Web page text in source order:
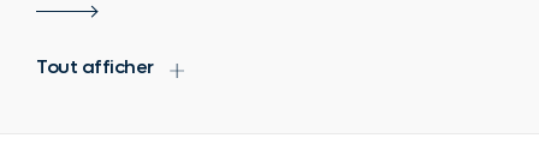
Tout afficher